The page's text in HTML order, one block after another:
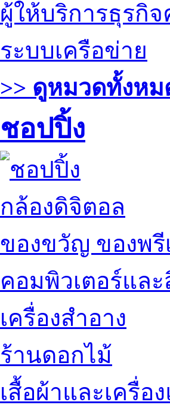
ผู้ให้บริการธุรกิ
ระบบเครือข่าย
>> ดูหมวดทั้งหม
ชอปปิ้ง
กล้องดิจิตอล
ของขวัญ ของพรี
คอมพิวเตอร์แล
เครื่องสำอาง
ร้านดอกไม้
เสื้อผ้าและเครื่อ